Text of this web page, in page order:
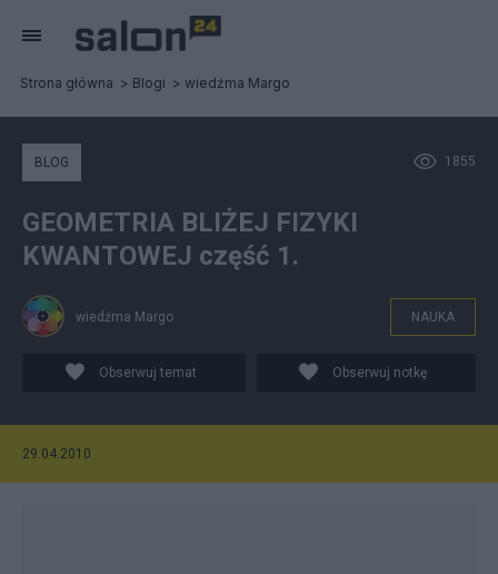
Strona główna Blogi wiedźma Margo
1855
BLOG
GEOMETRIA BLIŻEJ FIZYKI
KWANTOWEJ część 1.
wiedźma Margo NAUKA
Obserwuj temat Obserwuj notkę
29.04.2010